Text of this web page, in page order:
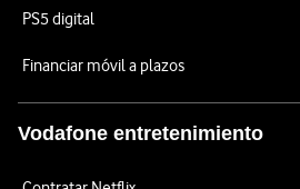
PS5 digital
Financiar móvil a plazos
Vodafone entretenimiento